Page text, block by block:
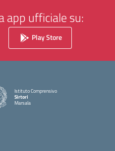
app ufficiale su:
Play Store
Istituto Comprensivo
Sirtori
Marsala